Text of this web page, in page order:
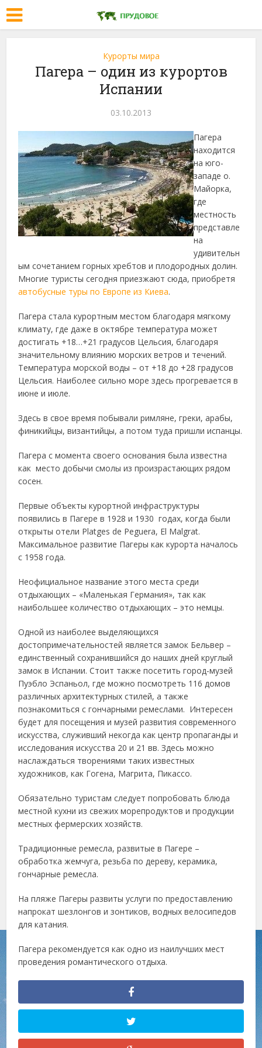
Курорты мира
Пагера – один из курортов
Испании
03.10.2013
Пагера
находится
на юго-
западе о.
Майорка,
где
местность
представле
на
удивительн
ым сочетанием горных хребтов и плодородных долин.
Многие туристысегодня приезжают сюда, приобретя
автобусные туры по Европе из Киева.
Пагера стала курортным местом благодаря мягкому
климату, где даже в октябре температура может
достигать +18…+21 градусов Цельсия, благодаря
значительному влиянию морских ветров и течений.
Температура морской воды – от +18 до +28 градусов
Цельсия. Наиболее сильно море здесь прогревается в
июне и июле.
Здесь в свое время побывали римляне, греки, арабы,
финикийцы, византийцы, а потом туда пришли испанцы.
Пагера с момента своего основания была известна
как место добычи смолы из произрастающих рядом
сосен.
Первые объекты курортной инфраструктуры
появились в Пагере в 1928 и 1930 годах, когда были
открыты отели Platges de Peguera, El Malgrat.
Максимальное развитие Пагеры как курорта началось
с 1958 года.
Неофициальное название этого места среди
отдыхающих – «Маленькая Германия», так как
наибольшее количество отдыхающих – это немцы.
Одной из наиболее выделяющихся
достопримечательностей является замок Бельвер –
единственный сохранившийся до наших дней круглый
замок в Испании. Стоит также посетить город-музей
Пуэбло Эспаньол, где можно посмотреть 116 домов
различных архитектурных стилей, а также
познакомиться с гончарными ремеслами. Интересен
будет для посещения и музей развития современного
искусства, служивший некогда как центр пропаганды и
исследования искусства 20 и 21 вв. Здесь можно
наслаждаться творениями таких известных
художников, как Гогена, Магрита, Пикассо.
Обязательно туристам следует попробовать блюда
местной кухни из свежих морепродуктов и продукции
местных фермерских хозяйств.
Традиционные ремесла, развитые в Пагере –
обработка жемчуга, резьба по дереву, керамика,
гончарные ремесла.
На пляже Пагеры развиты услуги по предоставлению
напрокат шезлонгов и зонтиков, водных велосипедов
для катания.
Пагера рекомендуется как одно из наилучших мест
проведения романтического отдыха.